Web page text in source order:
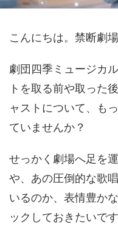
こんにちは。禁断劇
劇団四季ミュージカ
トを取る前や取った
ャストについて、も
ていませんか？
せっかく劇場へ足を
や、あの圧倒的な歌
いるのか、表情豊か
ックしておきたいです